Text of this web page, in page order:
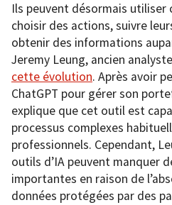
Ils peuvent désormais utiliser
choisir des actions, suivre
obtenir des informations
Jeremy Leung, ancien
cette évolution. Après avoir
ChatGPT pour gérer son
explique que cet outil est
processus complexes
professionnels. Cependant,
outils d’IA peuvent manquer
importantes en raison de
données protégées par des